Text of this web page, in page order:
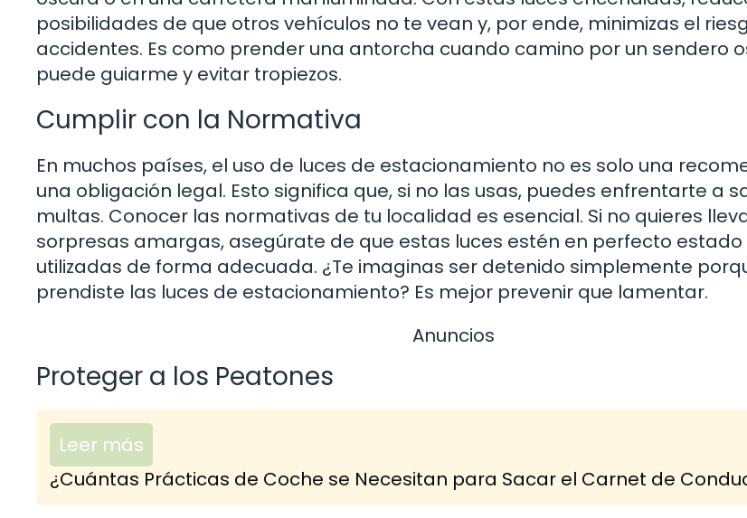
posibilidades de que otros vehículos no te vean y, por ende, minimizas el
accidentes. Es como prender una antorcha cuando camino por un sendero
puede guiarme y evitar tropiezos.
Cumplir con la Normativa
En muchos países, el uso de luces de estacionamiento no es solo una
una obligación legal. Esto significa que, si no las usas, puedes enfrentarte a
multas. Conocer las normativas de tu localidad es esencial. Si no quieres
sorpresas amargas, asegúrate de que estas luces estén en perfecto estado
utilizadas de forma adecuada. ¿Te imaginas ser detenido simplemente
prendiste las luces de estacionamiento? Es mejor prevenir que lamentar.
Anuncios
Proteger a los Peatones
Leer más
¿Cuántas Prácticas de Coche se Necesitan para Sacar el Carnet de